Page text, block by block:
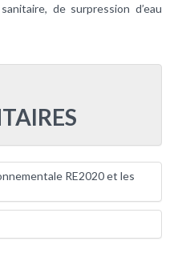
, de surpression d’eau
RE2020 et les